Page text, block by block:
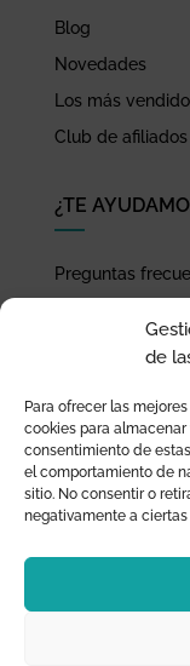
de
Para ofrecer las
cookies para
consentimiento de
el comportamiento de
sitio. No consentir o
negativamente a
Blog
Novedades
Los más
Club de afiliados
¿TE
Preguntas
Pago seguro
Devoluciones y